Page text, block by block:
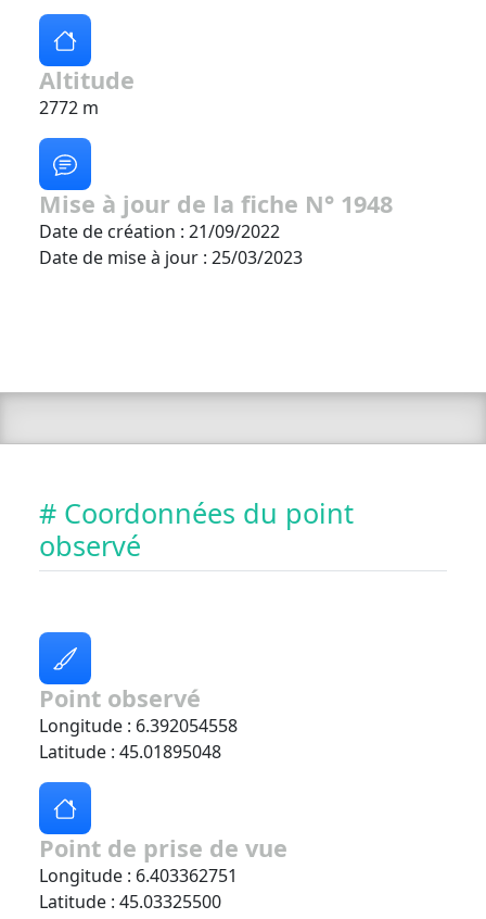
Altitude
2772 m
Mise à jour de la fiche N° 1948
Date de création : 21/09/2022
Date de mise à jour : 25/03/2023
# Coordonnées du point
observé
Point observé
Longitude : 6.392054558
Latitude : 45.01895048
Point de prise de vue
Longitude : 6.403362751
Latitude : 45.03325500